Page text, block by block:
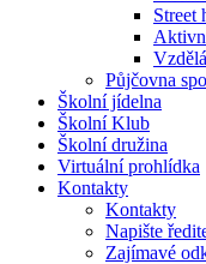
Street
Půjčovna
Školní jídelna
Školní Klub
Školní družina
Virtuální prohlídka
Kontakty
Kontakty
Napište
Zajímavé